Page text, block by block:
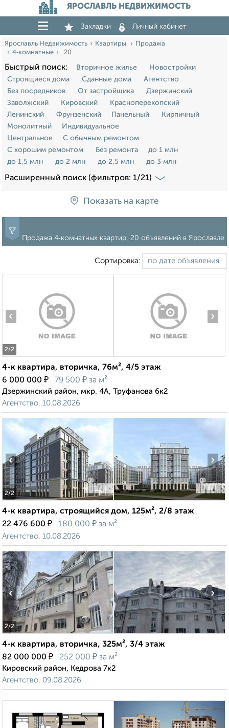
ЯРОСЛАВЛЬ НЕДВИЖИМОСТЬ
Закладки Личный кабинет
Ярославль Недвижимость Квартиры
Продажа
4‑комнатные
20
Быстрый поиск: Вторичное жилье
Новостройки
Строящиеся дома
Сданные дома
Агентство
Без посредников
От застройщика
Дзержинский
Заволжский
Кировский
Красноперекопский
Ленинский
Фрунзенский Панельный
Кирпичный
Монолитный
Индивидуальное
Центральное
С обычным ремонтом
С хорошим ремонтом
Без ремонта
до 1 млн
до 1,5 млн
до 2 млн до 2,5 млн до 3 млн
Расширенный поиск (фильтров: 1/21)
Показать на карте
Продажа 4‑комнатных квартир, 20 объявлений в Ярославле
Сортировка:
2/2
‹ ›
4-к квартира, вторичка, 76м², 4/5 этаж
6 000 000 ₽ 79 500 ₽ за м²
Дзержинский район, мкр. 4А, Труфанова 6к2
Агентство, 10.08.2026
2/2
‹ ›
4-к квартира, строящийся дом, 125м², 2/8 этаж
22 476 600 ₽ 180 000 ₽ за м²
Агентство, 10.08.2026
2/2
‹ ›
4-к квартира, вторичка, 325м², 3/4 этаж
82 000 000 ₽ 252 000 ₽ за м²
Кировский район, Кедрова 7к2
Агентство, 09.08.2026